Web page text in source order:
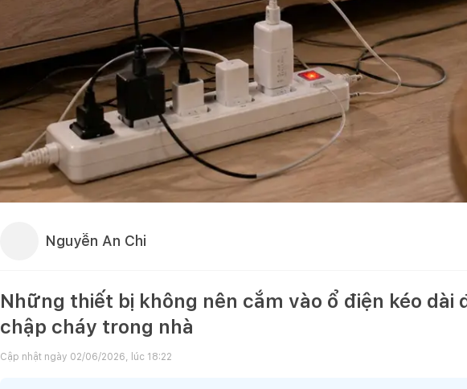
Nguyễn An Chi
Những thiết bị không nên cắm vào ổ điện kéo dài
chập cháy trong nhà
Cập nhật ngày 02/06/2026, lúc 18:22